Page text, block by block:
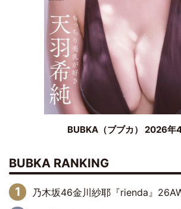
BUBKA（ブブカ） 2026年
BUBKA RANKING
乃木坂46金川紗耶『rienda』26AW